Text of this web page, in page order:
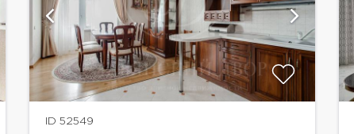
ID 52549
показать ещё 1 фотографию